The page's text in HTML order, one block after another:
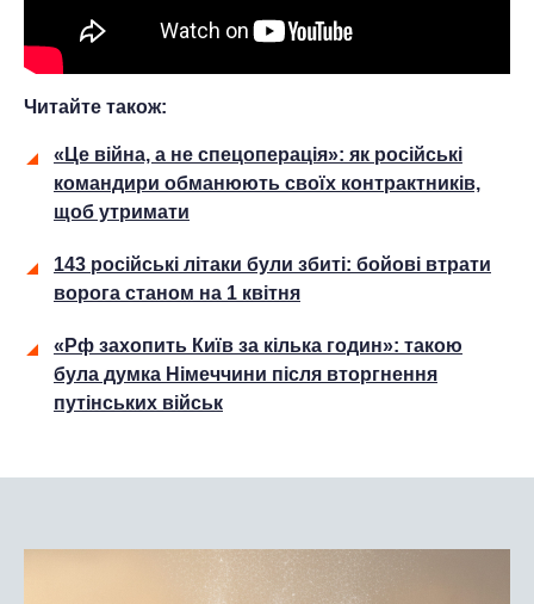
Читайте також:
«Це війна, а не спецоперація»: як російські
командири обманюють своїх контрактників,
щоб утримати
143 російські літаки були збиті: бойові втрати
ворога станом на 1 квітня
«Рф захопить Київ за кілька годин»: такою
була думка Німеччини після вторгнення
путінських військ